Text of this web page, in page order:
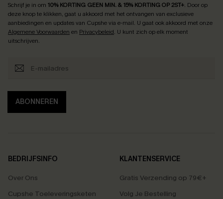
Schrijf je in om 10% KORTING GEEN MIN. & 15% KORTING OP 2ST+. Door op
deze knop te klikken, gaat u akkoord met het ontvangen van exclusieve
aanbiedingen en updates van Cupshe via e-mail. U gaat ook akkoord met onze
Algemene Voorwaarden en Privacybeleid. U kunt zich op elk moment
uitschrijven.
ABONNEREN
BEDRIJFSINFO
Over Ons
Cupshe Toeleveringsketen
KLANTENSERVICE
Gratis Verzending op 79€+
Volg Je Bestelling